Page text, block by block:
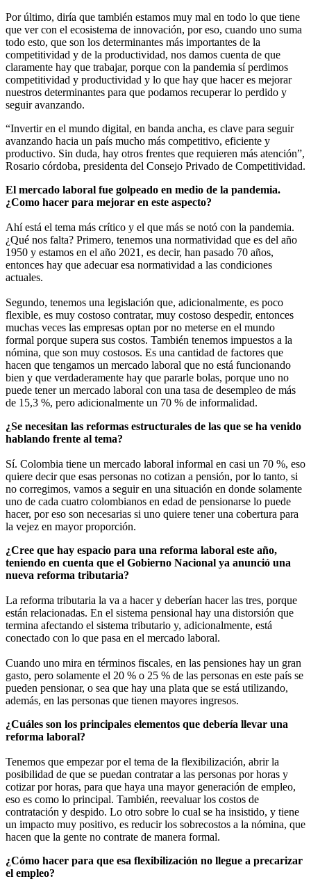
Por último, diría que también estamos muy mal en todo lo que tiene
que ver con el ecosistema de innovación, por eso, cuando uno suma
todo esto, que son los determinantes más importantes de la
competitividad y de la productividad, nos damos cuenta de que
claramente hay que trabajar, porque con la pandemia sí perdimos
competitividad y productividad y lo que hay que hacer es mejorar
nuestros determinantes para que podamos recuperar lo perdido y
seguir avanzando.
“Invertir en el mundo digital, en banda ancha, es clave para seguir
avanzando hacia un país mucho más competitivo, eficiente y
productivo. Sin duda, hay otros frentes que requieren más atención”,
Rosario córdoba, presidenta del Consejo Privado de Competitividad.
El mercado laboral fue golpeado en medio de la pandemia.
¿Como hacer para mejorar en este aspecto?
Ahí está el tema más crítico y el que más se notó con la pandemia.
¿Qué nos falta? Primero, tenemos una normatividad que es del año
1950 y estamos en el año 2021, es decir, han pasado 70 años,
entonces hay que adecuar esa normatividad a las condiciones
actuales.
Segundo, tenemos una legislación que, adicionalmente, es poco
flexible, es muy costoso contratar, muy costoso despedir, entonces
muchas veces las empresas optan por no meterse en el mundo
formal porque supera sus costos. También tenemos impuestos a la
nómina, que son muy costosos. Es una cantidad de factores que
hacen que tengamos un mercado laboral que no está funcionando
bien y que verdaderamente hay que pararle bolas, porque uno no
puede tener un mercado laboral con una tasa de desempleo de más
de 15,3 %, pero adicionalmente un 70 % de informalidad.
¿Se necesitan las reformas estructurales de las que se ha venido
hablando frente al tema?
Sí. Colombia tiene un mercado laboral informal en casi un 70 %, eso
quiere decir que esas personas no cotizan a pensión, por lo tanto, si
no corregimos, vamos a seguir en una situación en donde solamente
uno de cada cuatro colombianos en edad de pensionarse lo puede
hacer, por eso son necesarias si uno quiere tener una cobertura para
la vejez en mayor proporción.
¿Cree que hay espacio para una reforma laboral este año,
teniendo en cuenta que el Gobierno Nacional ya anunció una
nueva reforma tributaria?
La reforma tributaria la va a hacer y deberían hacer las tres, porque
están relacionadas. En el sistema pensional hay una distorsión que
termina afectando el sistema tributario y, adicionalmente, está
conectado con lo que pasa en el mercado laboral.
Cuando uno mira en términos fiscales, en las pensiones hay un gran
gasto, pero solamente el 20 % o 25 % de las personas en este país se
pueden pensionar, o sea que hay una plata que se está utilizando,
además, en las personas que tienen mayores ingresos.
¿Cuáles son los principales elementos que debería llevar una
reforma laboral?
Tenemos que empezar por el tema de la flexibilización, abrir la
posibilidad de que se puedan contratar a las personas por horas y
cotizar por horas, para que haya una mayor generación de empleo,
eso es como lo principal. También, reevaluar los costos de
contratación y despido. Lo otro sobre lo cual se ha insistido, y tiene
un impacto muy positivo, es reducir los sobrecostos a la nómina, que
hacen que la gente no contrate de manera formal.
¿Cómo hacer para que esa flexibilización no llegue a precarizar
el empleo?